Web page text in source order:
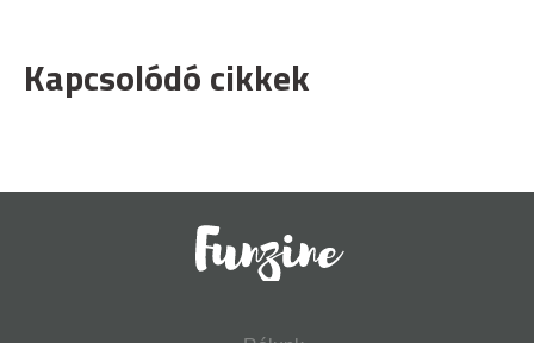
Kapcsolódó cikkek